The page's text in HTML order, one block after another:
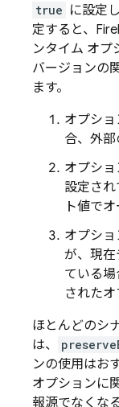
true に設定
定すると、
ンタイム オプ
バージョンの
ます。
オプシ
合、外部
オプシ
設定さ
ト値で
オプシ
が、現
ている
されたオ
ほとんどのシ
は、
ンの使用はお
オプションに
報源でなくな